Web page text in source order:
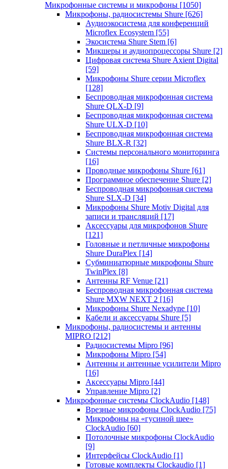
Микрофонные системы и микрофоны [1050]
Микрофоны, радиосистемы Shure [626]
Аудиоэкосистема для конференций
Microflex Ecosystem [55]
Экосистема Shure Stem [6]
Микшеры и аудиопроцессоры Shure [2]
Цифровая система Shure Axient Digital
[59]
Микрофоны Shure серии Microflex
[128]
Беспроводная микрофонная система
Shure QLX-D [9]
Беспроводная микрофонная система
Shure ULX-D [10]
Беспроводная микрофонная система
Shure BLX-R [32]
Системы персонального мониторинга
[16]
Проводные микрофоны Shure [61]
Программное обеспечение Shure [2]
Беспроводная микрофонная система
Shure SLX-D [34]
Микрофоны Shure Motiv Digital для
записи и трансляций [17]
Аксессуары для микрофонов Shure
[121]
Головные и петличные микрофоны
Shure DuraPlex [14]
Субминиатюрные микрофоны Shure
TwinPlex [8]
Антенны RF Venue [21]
Беспроводная микрофонная система
Shure MXW NEXT 2 [16]
Микрофоны Shure Nexadyne [10]
Кабели и аксессуары Shure [5]
Микрофоны, радиосистемы и антенны
MIPRO [212]
Радиосистемы Mipro [96]
Микрофоны Mipro [54]
Антенны и антенные усилители Mipro
[16]
Аксессуары Mipro [44]
Управление Mipro [2]
Микрофонные системы ClockAudio [148]
Врезные микрофоны ClockAudio [75]
Микрофоны на «гусиной шее»
ClockAudio [60]
Потолочные микрофоны ClockAudio
[9]
Интерфейсы ClockAudio [1]
Готовые комплекты Clockaudio [1]